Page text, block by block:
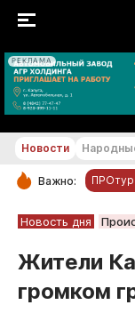
РЕКЛАМА
РУБРИКИ
Обнинск
Новости
Статьи
Новости
Важно:
Новость дня
Жители
громком